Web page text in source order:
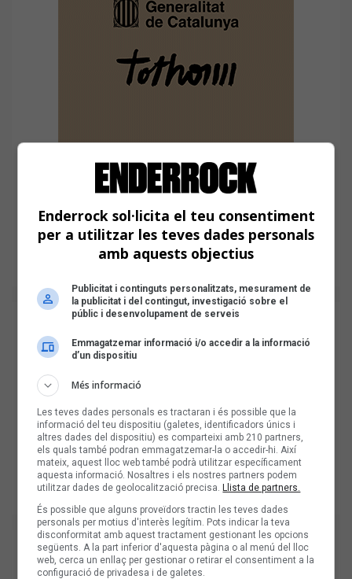
Enderrock sol·licita el teu consentiment
per a utilitzar les teves dades personals
amb aquests objectius
Publicitat i continguts personalitzats, mesurament de
la publicitat i del contingut, investigació sobre el
públic i desenvolupament de serveis
Emmagatzemar informació i/o accedir a la informació
d’un dispositiu
Més informació
Les teves dades personals es tractaran i és possible que la
informació del teu dispositiu (galetes, identificadors únics i
altres dades del dispositiu) es comparteixi amb 210 partners,
els quals també podran emmagatzemar-la o accedir-hi. Així
mateix, aquest lloc web també podrà utilitzar específicament
aquesta informació. Nosaltres i els nostres partners podem
utilitzar dades de geolocalització precisa.Llista de partners.
És possible que alguns proveïdors tractin les teves dades
personals per motius d'interès legítim. Pots indicar la teva
disconformitat amb aquest tractament gestionant les opcions
següents. A la part inferior d'aquesta pàgina o al menú del lloc
web, cerca un enllaç per gestionar o retirar el consentiment a la
configuració de privadesa i de galetes.